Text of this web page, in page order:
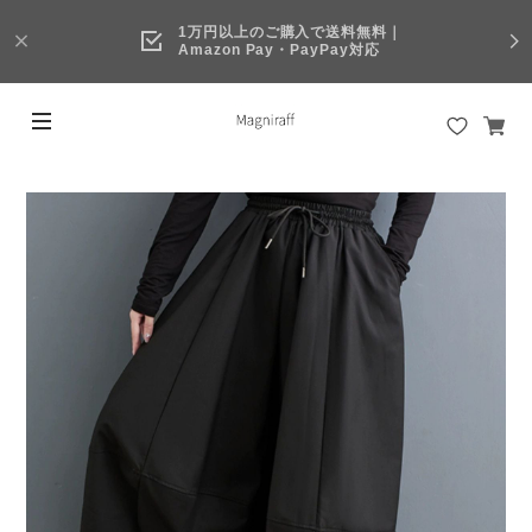
1万円以上のご購入で送料無料｜
Amazon Pay・PayPay対応